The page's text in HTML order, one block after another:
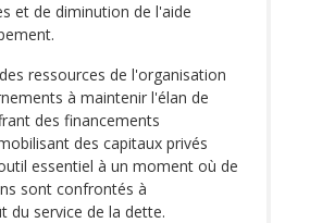
et de diminution de l'aide
ressources de l'organisation
à maintenir l'élan de
des financements
des capitaux privés
essentiel à un moment où de
sont confrontés à
du service de la dette.